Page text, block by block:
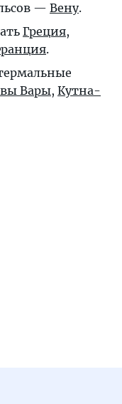
— Вену.
Греция,
.
Вары, Кутна-